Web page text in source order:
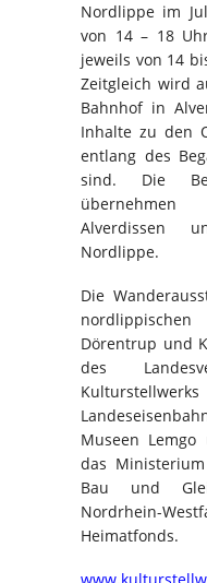
Nordlippe im
von 14 – 18
jeweils von 14
Zeitgleich wird
Bahnhof in
Inhalte zu den
entlang des
sind. Die
Alverdissen
Nordlippe.
Die
Dörentrup und
des
Museen
das
Bau und
Nordrhein-
Heimatfonds.